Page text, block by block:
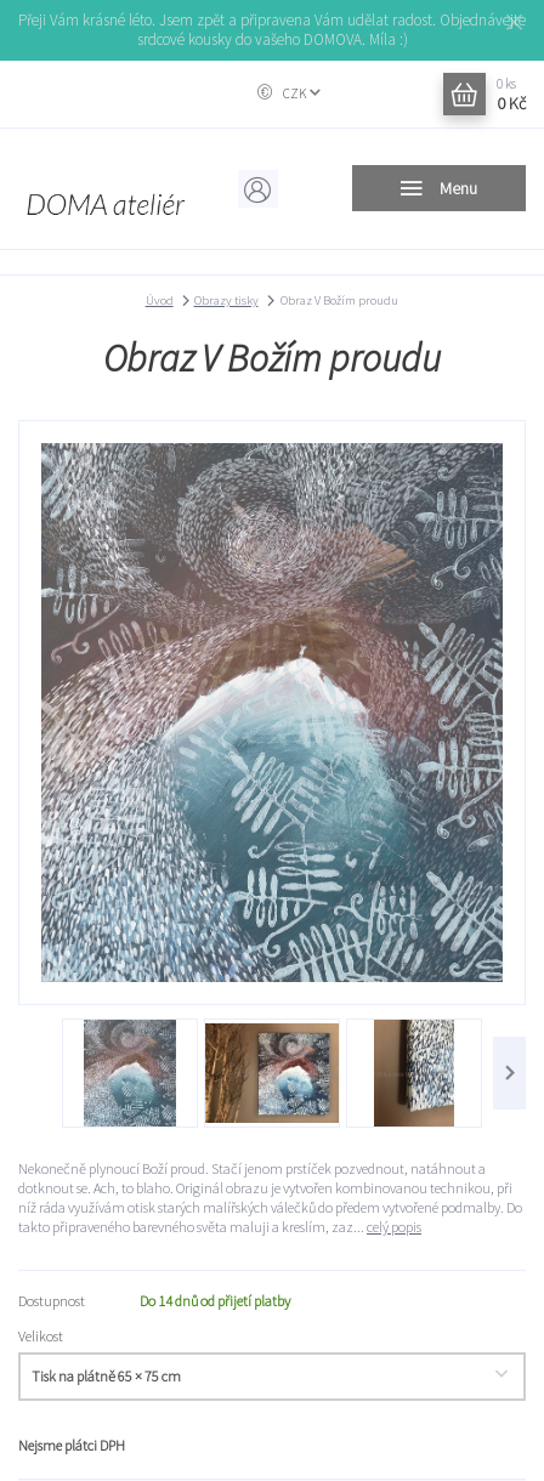
Přeji Vám krásné léto. Jsem zpět a připravena Vám udělat radost. Objednávejte
srdcové kousky do vašeho DOMOVA. Míla :)
Menu
CZK
0 ks
0 Kč
Úvod Obrazy tisky Obraz V Božím proudu
Obraz V Božím proudu
Nekonečně plynoucí Boží proud. Stačí jenom prstíček pozvednout, natáhnout a
dotknout se. Ach, to blaho. Originál obrazu je vytvořen kombinovanou technikou, při
níž ráda využívám otisk starých malířských válečků do předem vytvořené podmalby. Do
takto připraveného barevného světa maluji a kreslím, zaz... celý popis
Dostupnost
Do 14 dnů od přijetí platby
Velikost
Nejsme plátci DPH